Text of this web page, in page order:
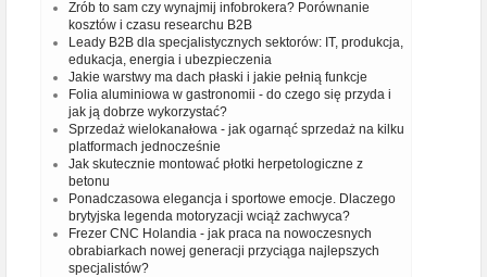
Zrób to sam czy wynajmij infobrokera? Porównanie
kosztów i czasu researchu B2B
Leady B2B dla specjalistycznych sektorów: IT, produkcja,
edukacja, energia i ubezpieczenia
Jakie warstwy ma dach płaski i jakie pełnią funkcje
Folia aluminiowa w gastronomii - do czego się przyda i
jak ją dobrze wykorzystać?
Sprzedaż wielokanałowa - jak ogarnąć sprzedaż na kilku
platformach jednocześnie
Jak skutecznie montować płotki herpetologiczne z
betonu
Ponadczasowa elegancja i sportowe emocje. Dlaczego
brytyjska legenda motoryzacji wciąż zachwyca?
Frezer CNC Holandia - jak praca na nowoczesnych
obrabiarkach nowej generacji przyciąga najlepszych
specjalistów?